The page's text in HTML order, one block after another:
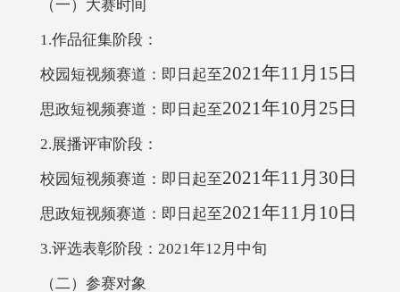
（一）大赛时间
1.作品征集阶段：
校园短视频赛道：即日起至2021年11月15日
思政短视频赛道：即日起至2021年10月25日
2.展播评审阶段：
校园短视频赛道：即日起至2021年11月30日
思政短视频赛道：即日起至2021年11月10日
3.评选表彰阶段：2021年12月中旬
（二）参赛对象